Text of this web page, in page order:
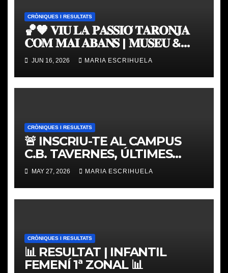
CRÒNIQUES I RESULTATS
🏀🧡 𝐕𝐈𝐔 𝐋𝐀 𝐏𝐀𝐒𝐒𝐈𝐎́ 𝐓𝐀𝐑𝐎𝐍𝐉𝐀
𝐂𝐎𝐌 𝐌𝐀𝐈 𝐀𝐁𝐀𝐍𝐒 | 𝐌𝐔𝐒𝐄𝐔 &
𝐓𝐎𝐔𝐑 𝐕𝐀𝐋𝐄𝐍𝐂𝐈𝐀 𝐁𝐀𝐒𝐊𝐄𝐓
JUN 16, 2026 MARIA ESCRIHUELA
CRÒNIQUES I RESULTATS
🚨 INSCRIU-TE AL CAMPUS
C.B. TAVERNES, ÚLTIMES
PLACES
MAY 27, 2026 MARIA ESCRIHUELA
CRÒNIQUES I RESULTATS
📊 RESULTAT | INFANTIL
FEMENÍ 1ª ZONAL 📊